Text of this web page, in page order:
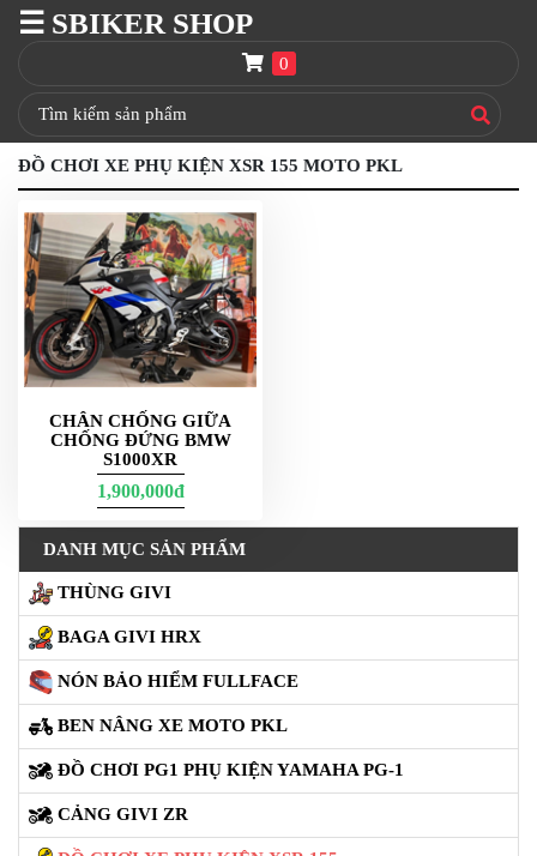
☰ SBIKER SHOP
0
SBIKER
TRANG
CHỦ
THÙNG
GIVI
BAGA
GIVI
HRX
NÓN
BẢO
HIỂM
BEN
PKL
ĐỒ
CHƠI
PG1
PHỤ
KIỆN
YAMAHA
PG-
1
CẢNG
GIVI
ZR
DANH MỤC SẢN PHẨM
THÙNG GIVI
BAGA GIVI HRX
NÓN BẢO HIỂM FULLFACE
BEN NÂNG XE MOTO PKL
ĐỒ CHƠI PG1 PHỤ KIỆN YAMAHA PG-1
CẢNG GIVI ZR
ĐỒ CHƠI XE PHỤ KIỆN XSR 155 MOTO PKL
CHÂN CHỐNG GIỮA
CHỐNG ĐỨNG BMW
S1000XR
1,900,000đ